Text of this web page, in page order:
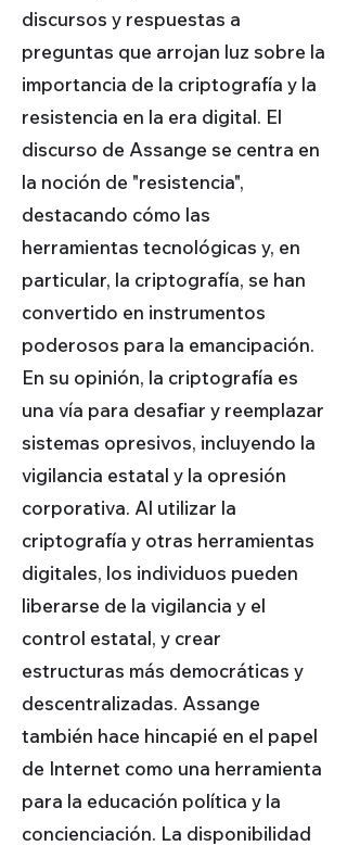
discursos y respuestas a
preguntas que arrojan luz sobre la
importancia de la criptografía y la
resistencia en la era digital. El
discurso de Assange se centra en
la noción de "resistencia",
destacando cómo las
herramientas tecnológicas y, en
particular, la criptografía, se han
convertido en instrumentos
poderosos para la emancipación.
En su opinión, la criptografía es
una vía para desafiar y reemplazar
sistemas opresivos, incluyendo la
vigilancia estatal y la opresión
corporativa. Al utilizar la
criptografía y otras herramientas
digitales, los individuos pueden
liberarse de la vigilancia y el
control estatal, y crear
estructuras más democráticas y
descentralizadas. Assange
también hace hincapié en el papel
de Internet como una herramienta
para la educación política y la
concienciación. La disponibilidad